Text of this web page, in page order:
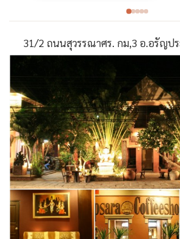
31/2 ถนนสุวรรณาศร. กม,3 อ.อรัญป